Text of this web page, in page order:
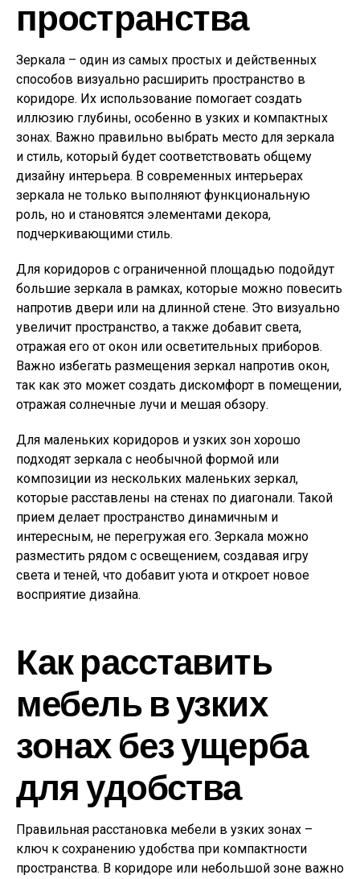
пространства
Зеркала – один из самых простых и действенных
способов визуально расширить пространство в
коридоре. Их использование помогает создать
иллюзию глубины, особенно в узких и компактных
зонах. Важно правильно выбрать место для зеркала
и стиль, который будет соответствовать общему
дизайну интерьера. В современных интерьерах
зеркала не только выполняют функциональную
роль, но и становятся элементами декора,
подчеркивающими стиль.
Для коридоров с ограниченной площадью подойдут
большие зеркала в рамках, которые можно повесить
напротив двери или на длинной стене. Это визуально
увеличит пространство, а также добавит света,
отражая его от окон или осветительных приборов.
Важно избегать размещения зеркал напротив окон,
так как это может создать дискомфорт в помещении,
отражая солнечные лучи и мешая обзору.
Для маленьких коридоров и узких зон хорошо
подходят зеркала с необычной формой или
композиции из нескольких маленьких зеркал,
которые расставлены на стенах по диагонали. Такой
прием делает пространство динамичным и
интересным, не перегружая его. Зеркала можно
разместить рядом с освещением, создавая игру
света и теней, что добавит уюта и откроет новое
восприятие дизайна.
Как расставить
мебель в узких
зонах без ущерба
для удобства
Правильная расстановка мебели в узких зонах –
ключ к сохранению удобства при компактности
пространства. В коридоре или небольшой зоне важно